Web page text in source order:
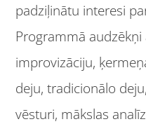
padziļinātu interesi
Programmā
improvizāciju,
deju, tradicionālo
vēsturi, mākslas